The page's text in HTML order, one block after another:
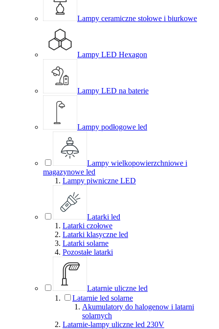
Lampy ceramiczne stołowe i biurkowe
Lampy LED Hexagon
Lampy LED na baterie
Lampy podłogowe led
Lampy wielkopowierzchniowe i
magazynowe led
Lampy piwniczne LED
Latarki led
Latarki czołowe
Latarki klasyczne led
Latarki solarne
Pozostałe latarki
Latarnie uliczne led
Latarnie led solarne
Akumulatory do halogenow i latarni
solarnych
Latarnie-lampy uliczne led 230V